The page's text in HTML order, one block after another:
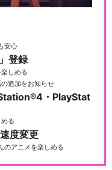
安心
登録
しめる
追加をお知らせ
・PlayStat
る
度変更
のアニメを楽しめる